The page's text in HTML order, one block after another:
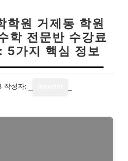
학원 거제동 학원
학 전문반 수강료
5가지 핵심 정보
작성자: